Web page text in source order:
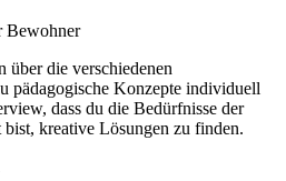
Bewohner
die verschiedenen
pädagogische Konzepte individuell
dass du die Bedürfnisse der
kreative Lösungen zu finden.